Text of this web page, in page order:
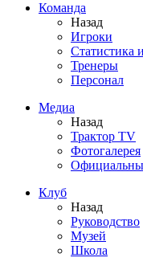
Команда
Назад
Игроки
Статистика
Тренеры
Персонал
Медиа
Назад
Трактор TV
Фотогалерея
Клуб
Назад
Руководство
Музей
Школа